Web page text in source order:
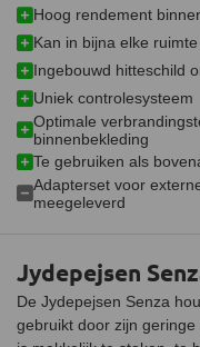
Jydepejsen
De Jydepejsen Senza
gebruikt door zijn
Hoog rendement
Kan in bijna elke
Ingebouwd hitteschild
Uniek controlesysteem
Optimale
binnenbekleding
Te gebruiken als
Adapterset voor
meegeleverd
Schoneruitsysteem
Luchttoevoeraansluiting
Aansluitbaar op CV
Afmetingen (B x D x H)
Afmetingen stookruimte
D x H)
Materiaal
Afwerking